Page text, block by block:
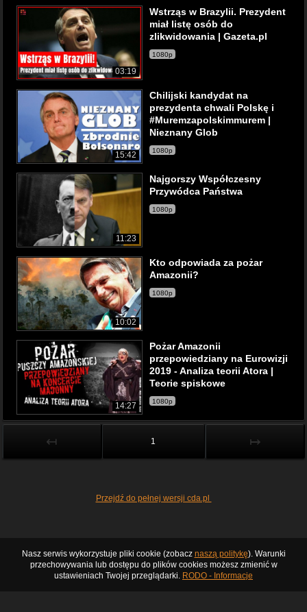
03:19
Wstrząs w Brazylii. Prezydent
miał listę osób do
zlikwidowania | Gazeta.pl
1080p
15:42
Chilijski kandydat na
prezydenta chwali Polskę i
#Muremzapolskimmurem |
Nieznany Glob
1080p
11:23
Najgorszy Współczesny
Przywódca Państwa
1080p
10:02
Kto odpowiada za pożar
Amazonii?
1080p
14:27
Pożar Amazonii
przepowiedziany na Eurowizji
2019 - Analiza teorii Atora |
Teorie spiskowe
1080p
↤ 1 ↦
Przejdź do pełnej wersji cda.pl
Nasz serwis wykorzystuje pliki cookie (zobacz naszą politykę). Warunki
przechowywania lub dostępu do plików cookies możesz zmienić w
ustawieniach Twojej przeglądarki. RODO - Informacje